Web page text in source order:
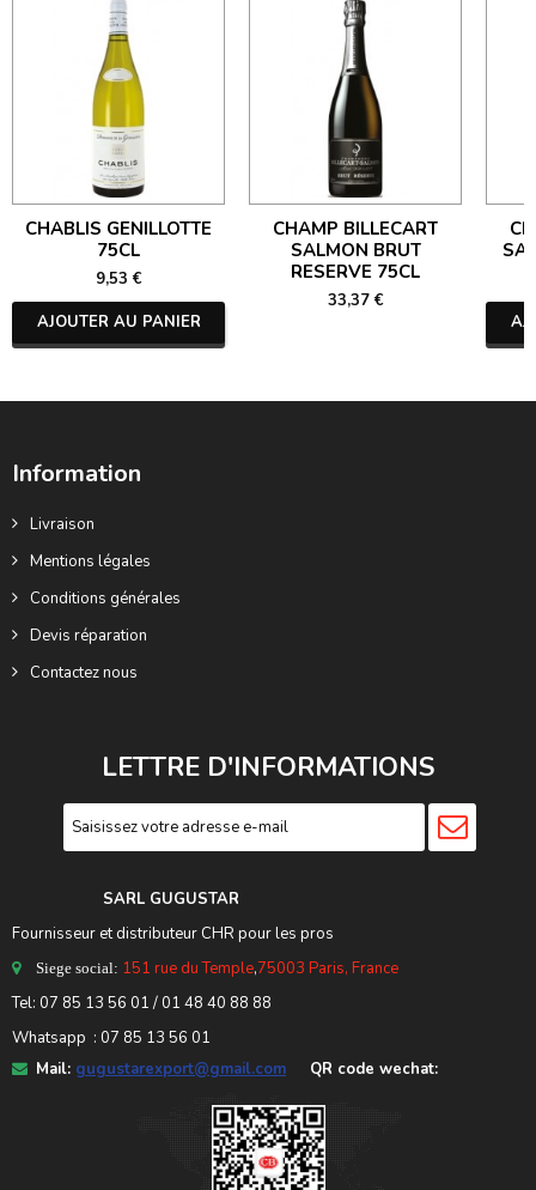
CHABLIS GENILLOTTE
75CL
9,53 €
AJOUTER AU PANIER
CHAMP BILLECART
SALMON BRUT
RESERVE 75CL
33,37 €
Information
Livraison
Mentions légales
Conditions générales
Devis réparation
Contactez nous
LETTRE D'INFORMATIONS
SARL GUGUSTAR
Fournisseur et distributeur CHR pour les pros
Siege social: 151 rue du Temple,75003 Paris, France
Tel: 07 85 13 56 01 / 01 48 40 88 88
Whatsapp : 07 85 13 56 01
Mail: gugustarexport@gmail.com QR code wechat: